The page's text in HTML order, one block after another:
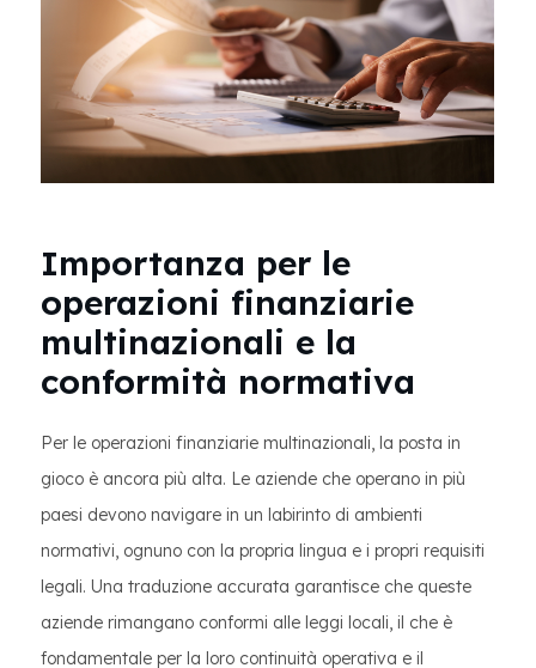
Importanza per le
operazioni finanziarie
multinazionali e la
conformità normativa
Per le operazioni finanziarie multinazionali, la posta in
gioco è ancora più alta. Le aziende che operano in più
paesi devono navigare in un labirinto di ambienti
normativi, ognuno con la propria lingua e i propri requisiti
legali. Una traduzione accurata garantisce che queste
aziende rimangano conformi alle leggi locali, il che è
fondamentale per la loro continuità operativa e il